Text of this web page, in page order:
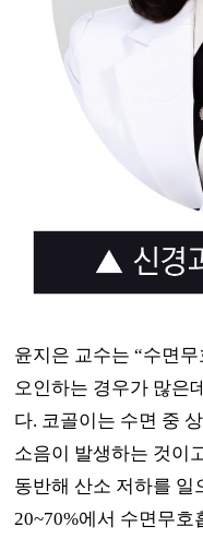
윤지은 교수는“수면
오인하는 경우가 많은
다. 코골이는 수면 중
소음이 발생하는 것이
동반해 산소 저하를 일
20~70%에서 수면무호